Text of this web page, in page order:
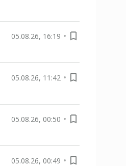
05.08.26, 16:19
05.08.26, 11:42
05.08.26, 00:50
05.08.26, 00:49